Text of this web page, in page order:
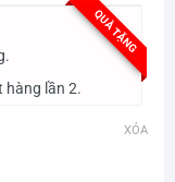
QUÀ TẶNG
hàng lần 2.
XÓA